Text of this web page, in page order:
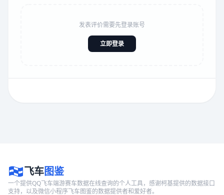
发表评价需要先登录账号
立即登录
飞车图鉴
一个提供QQ飞车端游赛车数据在线查询的个人工具，感谢柯基提供的数据接口
支持，以及微信小程序飞车图鉴的数据提供者和爱好者。